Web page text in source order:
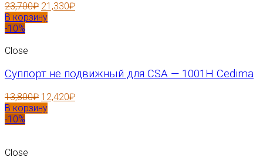
23,700₽ 21,330₽
В корзину
-10%
Close
Суппорт не подвижный для CSA — 1001H Cedima
13,800₽ 12,420₽
В корзину
-10%
Close